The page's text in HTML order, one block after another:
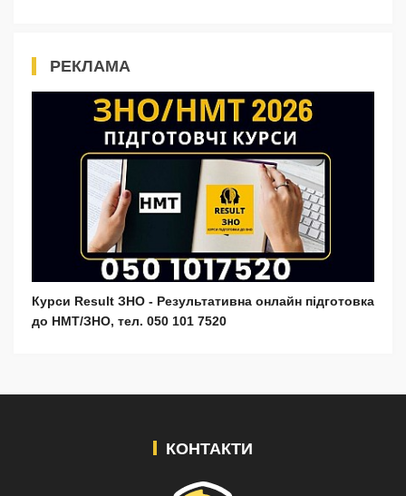
РЕКЛАМА
Курси Result ЗНО - Результативна онлайн підготовка
до НМТ/ЗНО, тел. 050 101 7520
КОНТАКТИ